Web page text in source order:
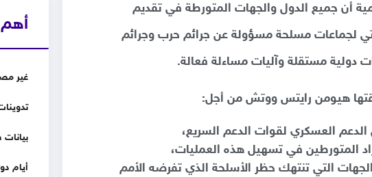
أن جميع الدول والجهات المتورطة في تقديم
لجماعات مسلحة مسؤولة عن جرائم حرب وجرائم
دولية مستقلة وآليات مساءلة فعالة.
هيومن رايتس ووتش من أجل:
العسكري لقوات الدعم السريع،
المتورطين في تسهيل هذه العمليات،
التي تنتهك حظر الأسلحة الذي تفرضه الأمم
غير
أيام